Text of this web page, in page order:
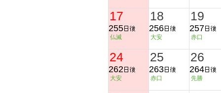
17
255
仏滅
18
256
大安
19
257
赤口
24
262
大安
25
263
赤口
26
264
先勝